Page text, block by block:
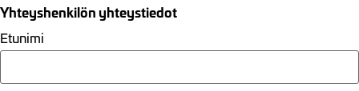
Yhteyshenkilön yhteystiedot
Etunimi